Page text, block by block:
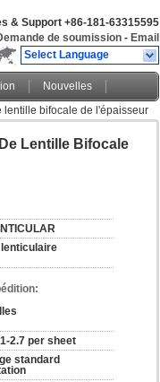
& Support +86-181-63315595
de soumission - Email
Select Language
Nouvelles
bifocale de l'épaisseur
Lentille Bifocale
2.7 per sheet
standard